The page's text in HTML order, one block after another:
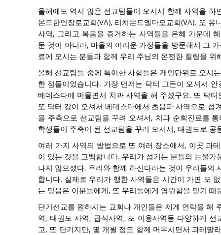
올해에도 역시 많은 선교팀들이 오셔서 함께 사역을
몬드한인장로교회(VA), 리치몬드엠마오교회(VA), 또
사역, 그리고 복음을 증거하는 사역들을 은혜 가운데
둔 것이 아니라, 마을의 어려운 가정들을 방문해서 그
료에 오시는 분들과 함께 우리 주님의 온전한 힐링을
올해 선교팀들 중에 특이한 사항들은 개인단위로 오시
한 점들이었습니다. 가장 먼저는 닥터 고든이 오셔서
베데스다에 머물면서 치과 사역을 해 주셨구요. 또 닥
또 닥터 강이 오셔서 베데스다에서 초음파 사역으로 섬
을 주축으로 선교팀을 꾸려 오셔서, 치과 순회진료를
학생들이 주축이 된 선교팀을 꾸려 오셔서, 태권도로
여러 가지 사역의 방법으로 또 여러 장소에서, 이곳 과
이 있는 것을 고백합니다. 우리가 섬기는 분들의 눈물
나지 않으셨다, 우리와 함께 하신다라는 것이 우리들의
합니다. 실제로 우리가 행한 사역들은 시간이 가면 또
는 믿음은 이분들에게, 또 우리들에게 영원함을 믿기 때
단기선교를 원하시는 교회나 개인들은 제게 연락을 해
역, 태권도 사역, 급식사역, 또 이용사역등 다양하게
고, 또 단기지만, 몇 개월 정도 함께 머무시면서 과테말